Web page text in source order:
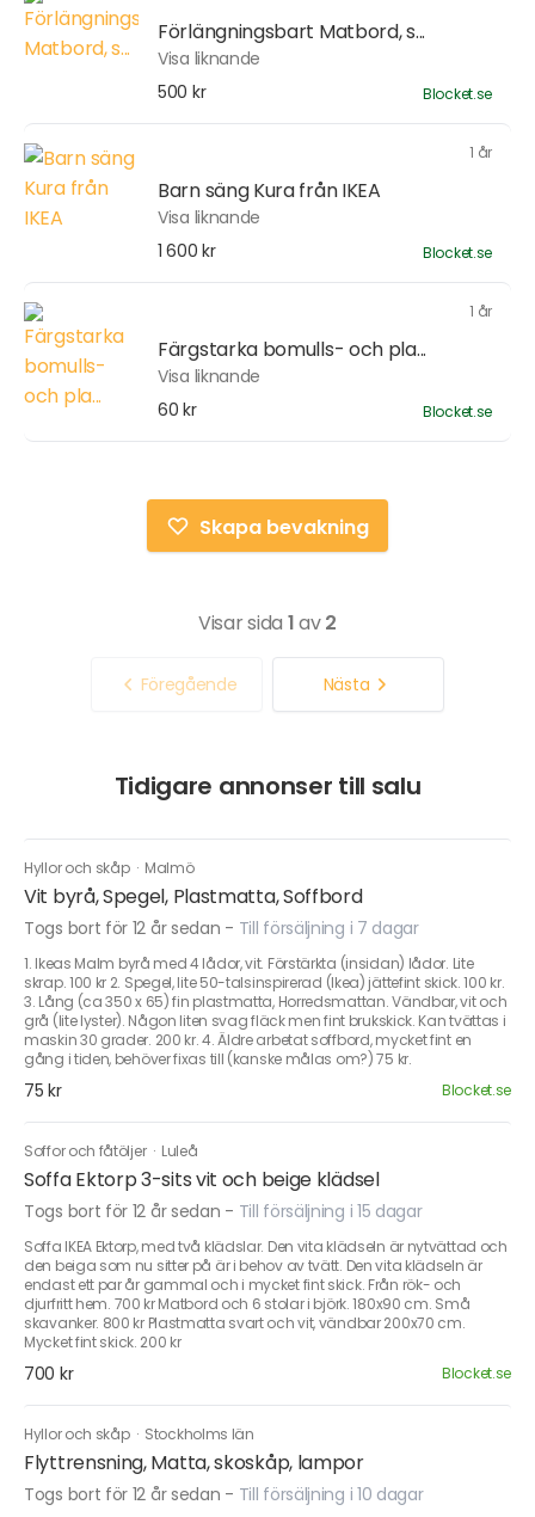
Förlängningsbart Matbord, s...
Visa liknande
500 kr
Blocket.se
1 år
Barn säng Kura från IKEA
Visa liknande
1 600 kr
Blocket.se
1 år
Färgstarka bomulls- och pla...
Visa liknande
60 kr
Blocket.se
Skapa bevakning
Visar sida 1av2
Föregående Nästa
Tidigare annonser till salu
Hyllor och skåp · Malmö
Vit byrå, Spegel, Plastmatta, Soffbord
Togs bort för 12 år sedan - Till försäljning i 7 dagar
1. Ikeas Malm byrå med 4 lådor, vit. Förstärkta (insidan) lådor. Lite
skrap. 100 kr 2. Spegel, lite 50-talsinspirerad (Ikea) jättefint skick. 100 kr.
3. Lång (ca 350 x 65) fin plastmatta, Horredsmattan. Vändbar, vit och
grå (lite lyster). Någon liten svag fläck men fint brukskick. Kan tvättas i
maskin 30 grader. 200 kr. 4. Äldre arbetat soffbord, mycket fint en
gång i tiden, behöver fixas till (kanske målas om?) 75 kr.
75 kr Blocket.se
Soffor och fåtöljer · Luleå
Soffa Ektorp 3-sits vit och beige klädsel
Togs bort för 12 år sedan - Till försäljning i 15 dagar
Soffa IKEA Ektorp, med två klädslar. Den vita klädseln är nytvättad och
den beiga som nu sitter på är i behov av tvätt. Den vita klädseln är
endast ett par år gammal och i mycket fint skick. Från rök- och
djurfritt hem. 700 kr Matbord och 6 stolar i björk. 180x90 cm. Små
skavanker. 800 kr Plastmatta svart och vit, vändbar 200x70 cm.
Mycket fint skick. 200 kr
700 kr Blocket.se
Hyllor och skåp · Stockholms län
Flyttrensning, Matta, skoskåp, lampor
Togs bort för 12 år sedan - Till försäljning i 10 dagar